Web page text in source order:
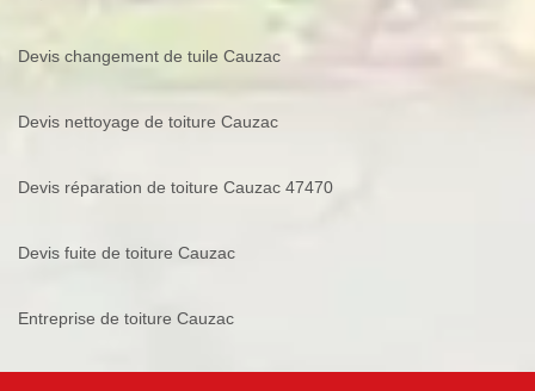
Devis changement de tuile Cauzac
Devis nettoyage de toiture Cauzac
Devis réparation de toiture Cauzac 47470
Devis fuite de toiture Cauzac
Entreprise de toiture Cauzac